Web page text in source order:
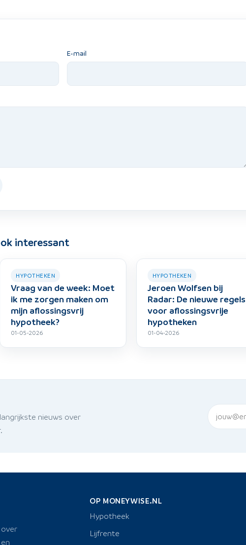
E-mail
interessant
HYPOTHEKEN
Vraag van de week: Moet
ik me zorgen maken om
mijn aflossingsvrij
hypotheek?
01-05-2026
HYPOTHEKEN
Jeroen Wolfsen bij
Radar: De nieuwe regels
voor aflossingsvrije
hypotheken
01-04-2026
nieuws over
OP MONEYWISE.NL
Hypotheek
Lijfrente